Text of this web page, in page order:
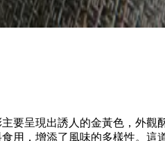
要呈現出誘人的金黃色，外
用，增添了風味的多樣性。